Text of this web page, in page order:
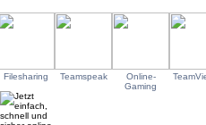
Filesharing Teamspeak
Online-
Gaming